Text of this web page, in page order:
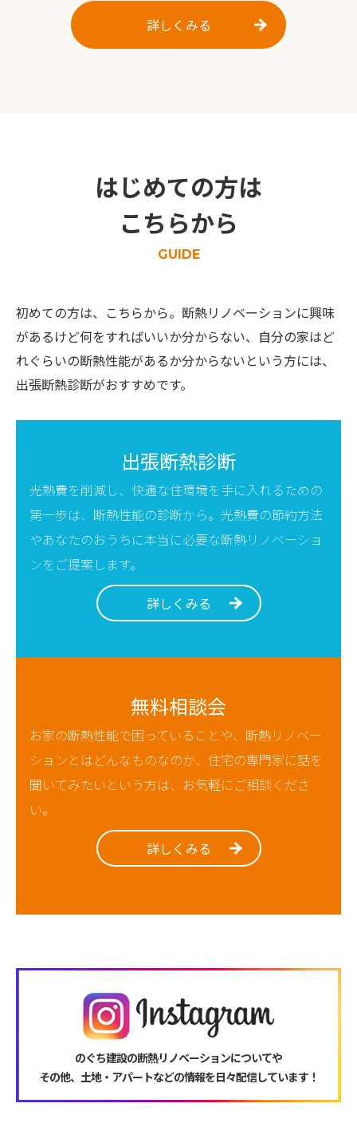
詳しくみる
はじめての方は
こちらから
GUIDE
初めての方は、こちらから。断熱リノベーションに興味
があるけど何をすればいいか分からない、 自分の家はど
れぐらいの断熱性能があるか分からないという方には、
出張断熱診断がおすすめです。
出張断熱診断
光熱費を削減し、快適な住環境を手に入れるための
第一歩は、断熱性能の診断から。光熱費の節約方法
やあなたのおうちに本当に必要な断熱リノベーショ
ンをご提案します。
詳しくみる
無料相談会
お家の断熱性能で困っていることや、断熱リノベー
ションとはどんなものなのか、住宅の専門家に話を
聞いてみたいという方は、お気軽にご相談くださ
い。
詳しくみる
のぐち建設の断熱リノベーションについてや
その他、土地・アパートなどの情報を日々配信しています！